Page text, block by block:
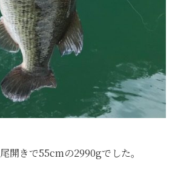
開きで55cmの2990gでした。